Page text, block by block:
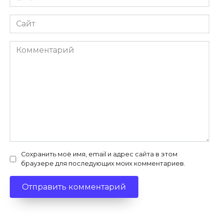
*
Сайт
Комментарий
Сохранить моё имя, email и адрес сайта в этом
браузере для последующих моих комментариев.